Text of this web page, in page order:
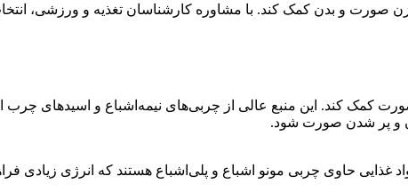
صورت و بدن کمک کند. با مشاوره کارشناسان تغذیه و ورزشی،
و پر شدن صورت شود.
غذایی حاوی چربی مونو اشباع و پلی‌اشباع هستند که انرژی زیادی